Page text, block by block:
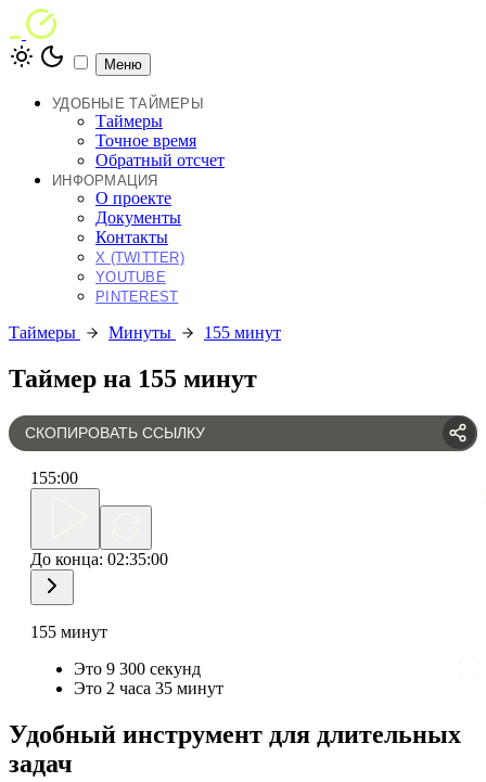
Меню
УДОБНЫЕ ТАЙМЕРЫ
Таймеры
Точное время
Обратный отсчет
ИНФОРМАЦИЯ
О проекте
Документы
Контакты
X (TWITTER)
YOUTUBE
PINTEREST
Таймеры Минуты 155 минут
Таймер на 155 минут
СКОПИРОВАТЬ ССЫЛКУ
155:00
До конца: 02:35:00
155 минут
Это 9 300 секунд
Это 2 часа 35 минут
Удобный инструмент для длительных
задач